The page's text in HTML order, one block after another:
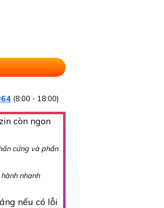
(8:00 - 18:00)
còn ngon
cứng và phần
nhanh
nếu có lỗi